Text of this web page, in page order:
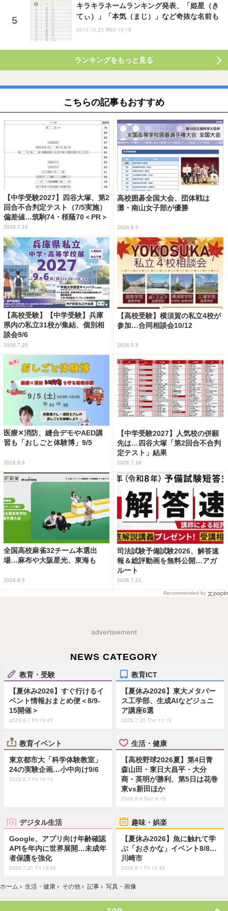
キラキラネームランキング発表、「姫星（き
てぃ）」「本気（まじ）」など奇抜な名前も
2013.10.23 Wed 16:18
ランキングをもっと見る
こちらの記事もおすすめ
【中学受験2027】四谷大塚、第2
回合不合判定テスト（7/5実施）
偏差値…筑駒74・桜蔭70＜PR＞
2026.7.10
高校囲碁全国大会、団体戦は
灘・南山女子部が優勝
2026.8.5
【高校受験】【中学受験】兵庫
県内の私立31校が集結、個別相
談会9/6
2026.7.28
【高校受験】横須賀の私立4校が
参加…合同相談会10/12
2026.8.5
医療✕消防、縫合デモやAED講
習も「おしごと体験博」9/5
2026.8.6
【中学受験2027】人気校の併願
先は…四谷大塚「第2回合不合判
定テスト」結果
2026.7.16
全国高校麻雀32チーム本選出
場…麻布や大阪星光、東海も
2026.8.5
司法試験予備試験2026、解答速
報＆総評動画を無料公開…アガ
ルート
2026.7.21
Recommended by
advertisement
NEWS CATEGORY
教育・受験
【夏休み2026】すぐ行けるイ
ベント情報おまとめ便＜8/9-
15開催＞
2026.8.7 Fri 19:45
教育ICT
【夏休み2026】東大メタバー
ス工学部、生成AIなどジュニ
ア講座6選
2026.7.30 Thu 11:15
教育イベント
東京都市大「科学体験教室」
24の実験企画…小中向け9/6
2026.8.7 Fri 18:15
生活・健康
【高校野球2026夏】第4日青
森山田・東日大昌平・大分
商・英明が勝利、第5日は花巻
東vs新田ほか
2026.8.9 Sun 9:15
デジタル生活
Google、アプリ向け年齢確認
APIを年内に世界展開…未成年
者保護を強化
2026.7.31 Fri 13:45
趣味・娯楽
【夏休み2026】魚に触れて学
ぶ「おさかな」イベント8/8…
川崎市
2026.8.7 Fri 10:45
ホーム › 生活・健康 › その他 › 記事 › 写真・画像